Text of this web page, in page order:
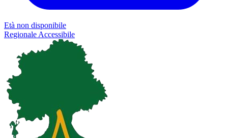
Età non disponibile
Regionale Accessibile